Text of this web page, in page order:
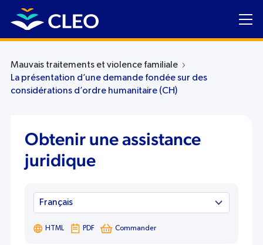
Mauvais traitements et violence familiale
La présentation d’une demande fondée sur des
considérations d’ordre humanitaire (CH)
Obtenir une assistance
juridique
HTML PDF Commander